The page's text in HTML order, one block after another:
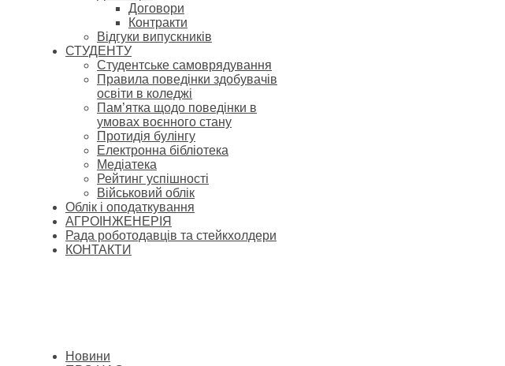
Договори
Контракти
Відгуки випускників
СТУДЕНТУ
Cтудентське самоврядування
Правила поведінки здобувачів
освіти в коледжі
Пам’ятка щодо поведінки в
умовах воєнного стану
Протидія булінгу
Електронна бібліотека
Медіатека
Рейтинг успішності
Військовий облік
Облік і оподаткування
АГРОІНЖЕНЕРІЯ
Рада роботодавців та стейкхолдери
КОНТАКТИ
Новини